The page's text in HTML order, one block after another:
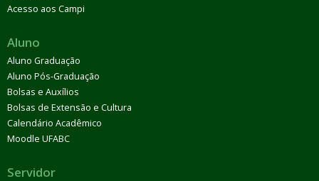
Acesso aos Campi
Aluno
Aluno Graduação
Aluno Pós-Graduação
Bolsas e Auxílios
Bolsas de Extensão e Cultura
Calendário Acadêmico
Moodle UFABC
Servidor